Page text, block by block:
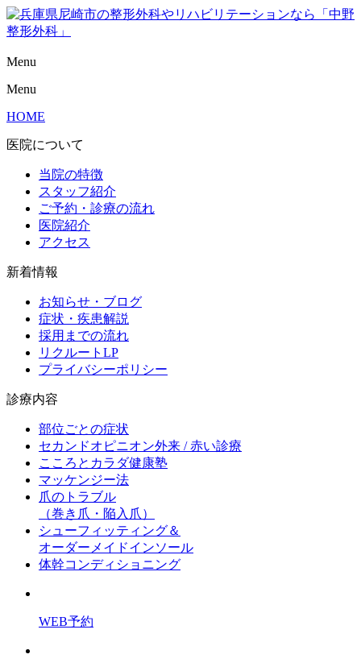
Menu
Menu
HOME
医院について
当院の特徴
スタッフ紹介
ご予約・診療の流れ
医院紹介
アクセス
新着情報
お知らせ・ブログ
症状・疾患解説
採用までの流れ
リクルートLP
プライバシーポリシー
診療内容
部位ごとの症状
セカンドオピニオン外来 / 赤い診療
こころとカラダ健康塾
マッケンジー法
爪のトラブル
（巻き爪・陥入爪）
シューフィッティング＆
オーダーメイドインソール
体幹コンディショニング
WEB予約